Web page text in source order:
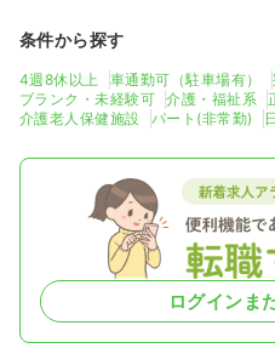
条件から探す
4週8休以上 車通勤可（駐車場有）
ブランク・未経験可
介護・福祉系
介護老人保健施設
パート(非常勤)
ログインま